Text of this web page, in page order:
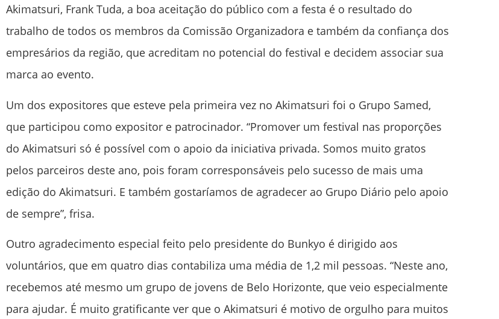
Akimatsuri, Frank Tuda, a boa aceitação do público com a festa é o resultado do
trabalho de todos os membros da Comissão Organizadora e também da confiança dos
empresários da região, que acreditam no potencial do festival e decidem associar sua
marca ao evento.
Um dos expositores que esteve pela primeira vez no Akimatsuri foi o Grupo Samed,
que participou como expositor e patrocinador. “Promover um festival nas proporções
do Akimatsuri só é possível com o apoio da iniciativa privada. Somos muito gratos
pelos parceiros deste ano, pois foram corresponsáveis pelo sucesso de mais uma
edição do Akimatsuri. E também gostaríamos de agradecer ao Grupo Diário pelo apoio
de sempre”, frisa.
Outro agradecimento especial feito pelo presidente do Bunkyo é dirigido aos
voluntários, que em quatro dias contabiliza uma média de 1,2 mil pessoas. “Neste ano,
recebemos até mesmo um grupo de jovens de Belo Horizonte, que veio especialmente
para ajudar. É muito gratificante ver que o Akimatsuri é motivo de orgulho para muitos